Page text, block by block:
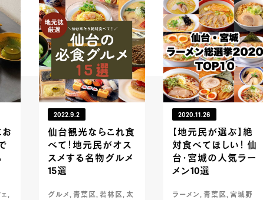
お
,
2022.9.2
仙台観光ならこれ食
べて！地元民がオス
スメする名物グルメ
15選
グルメ, 青葉区, 若林区, 太
2020.11.26
【地元民が選ぶ】絶
対食べてほしい！ 仙
台・宮城の人気ラー
メン10選
ラーメン, 青葉区, 宮城野